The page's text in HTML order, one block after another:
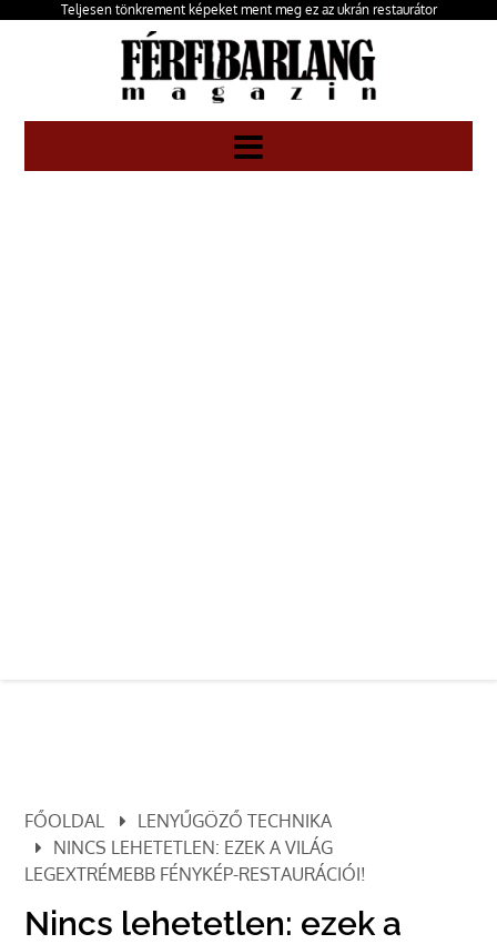
Teljesen tönkrement képeket ment meg ez az ukrán restaurátor
FŐOLDAL
LENYŰGÖZŐ TECHNIKA
NINCS LEHETETLEN: EZEK A VILÁG
LEGEXTRÉMEBB FÉNYKÉP-RESTAURÁCIÓI!
Nincs lehetetlen: ezek a